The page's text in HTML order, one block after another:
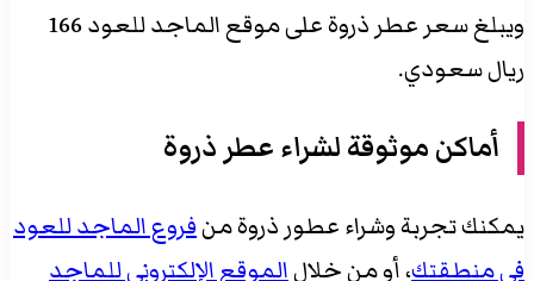
ويبلغ سعر عطر ذروة على موقع الماجد للعود 166
ريال سعودي.
أماكن موثوقة لشراء عطر ذروة
يمكنك تجربة وشراء عطور ذروة منفروع الماجد للعود
في منطقتك، أو من خلالالموقع الإلكتروني للماجد